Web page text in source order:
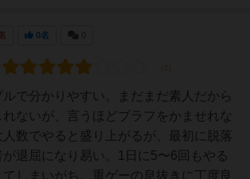
0名
ルで分かりやすい。まだまだ素人だから
れないが、言うほどブラフをかませれな
人数でやると盛り上がるが、最初に脱落
が退屈になり易い。1日に5〜6回もやる
てしまいがち。重ゲーの息抜きに丁度良